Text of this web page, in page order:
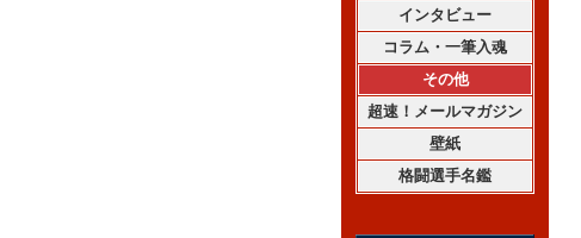
インタビュー
コラム・一筆入魂
その他
超速！メールマガジン
壁紙
格闘選手名鑑